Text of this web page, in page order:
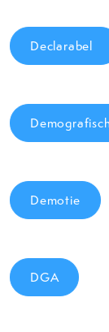
Declarabel
Demotie
DGA